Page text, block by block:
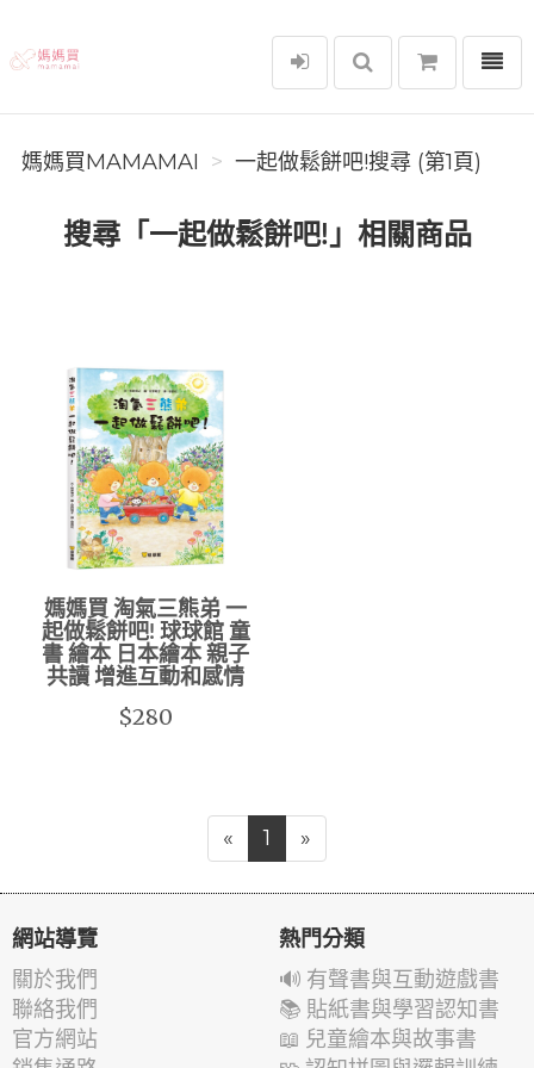
媽媽買MAMAMAI
選單
媽媽買MAMAMAI 一起做鬆餅吧!搜尋 (第1頁)
搜尋「一起做鬆餅吧!」相關商品
媽媽買 淘氣三熊弟 一
起做鬆餅吧! 球球館 童
書 繪本 日本繪本 親子
共讀 增進互動和感情
$280
« 1 »
網站導覽
關於我們
聯絡我們
官方網站
熱門分類
🔊 有聲書與互動遊戲書
📚 貼紙書與學習認知書
📖 兒童繪本與故事書